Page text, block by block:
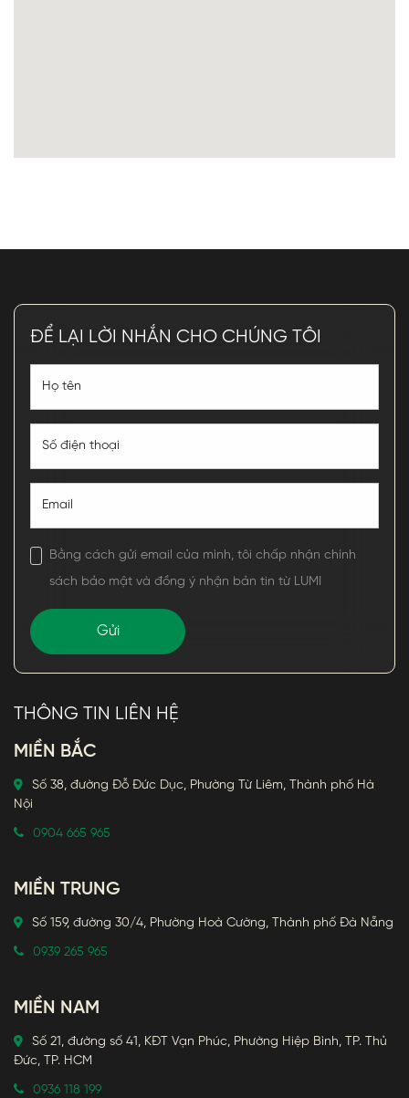
ĐỂ LẠI LỜI NHẮN CHO CHÚNG TÔI
Bằng cách gửi email của mình, tôi chấp nhận chính
sách bảo mật và đồng ý nhận bản tin từ LUMI
THÔNG TIN LIÊN HỆ
MIỀN BẮC
Số 38, đường Đỗ Đức Dục, Phường Từ Liêm, Thành phố Hà
Nội
0904 665 965
MIỀN TRUNG
Số 159, đường 30/4, Phường Hoà Cường, Thành phố Đà Nẵng
0939 265 965
MIỀN NAM
Số 21, đường số 41, KĐT Vạn Phúc, Phường Hiệp Bình, TP. Thủ
Đức, TP. HCM
0936 118 199